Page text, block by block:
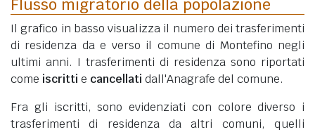
Flusso migratorio della popolazione
Il grafico in basso visualizza il numero dei trasferimenti
di residenza da e verso il comune di Montefino negli
ultimi anni. I trasferimenti di residenza sono riportati
come iscritti e cancellati dall'Anagrafe del comune.
Fra gli iscritti, sono evidenziati con colore diverso i
trasferimenti di residenza da altri comuni, quelli